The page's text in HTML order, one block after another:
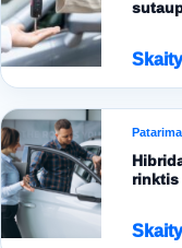
rinktis